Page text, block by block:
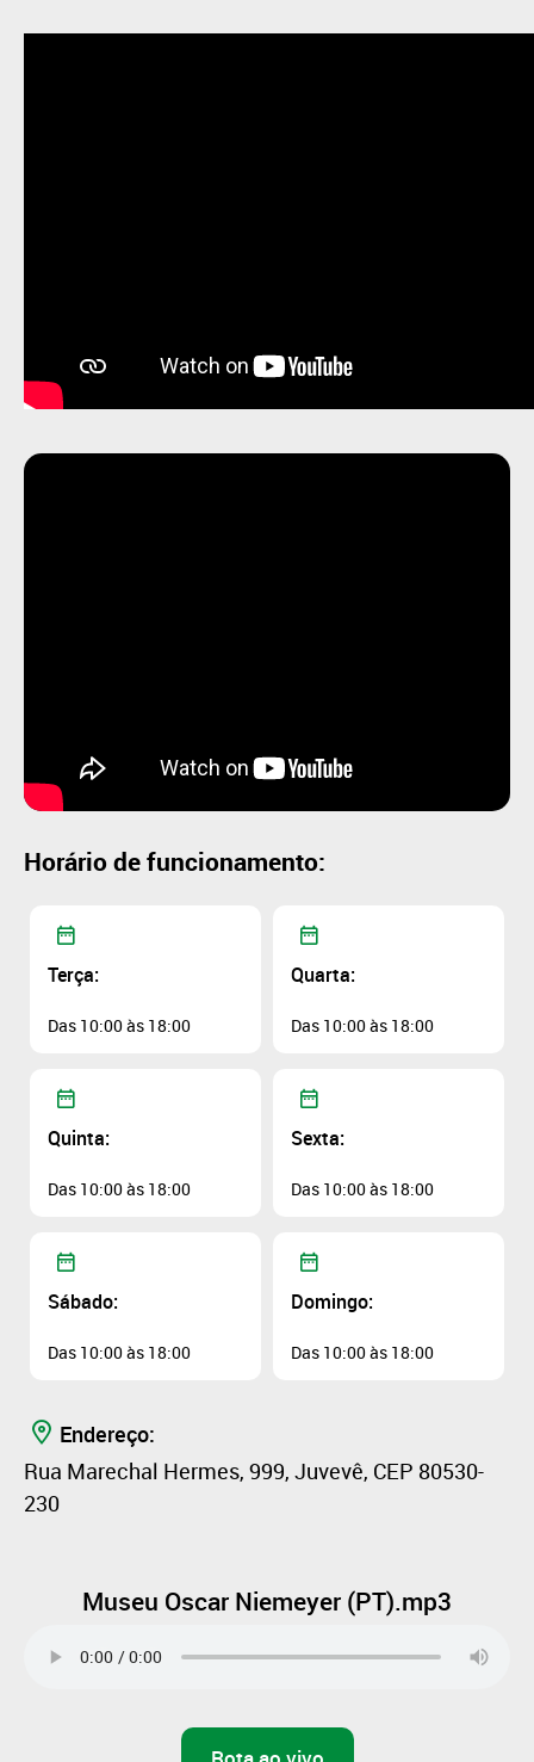
Horário de funcionamento:
Terça:
Das 10:00 às 18:00
Quarta:
Das 10:00 às 18:00
Quinta:
Das 10:00 às 18:00
Sexta:
Das 10:00 às 18:00
Sábado:
Das 10:00 às 18:00
Domingo:
Das 10:00 às 18:00
Endereço:
Rua Marechal Hermes, 999, Juvevê, CEP 80530-
230
Museu Oscar Niemeyer (PT).mp3